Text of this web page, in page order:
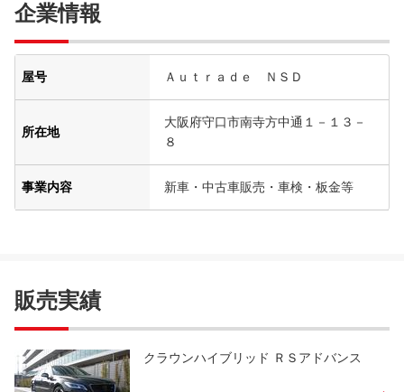
企業情報
屋号 Ａｕｔｒａｄｅ ＮＳＤ
所在地
大阪府守口市南寺方中通１－１３－
８
事業内容 新車・中古車販売・車検・板金等
販売実績
クラウンハイブリッド ＲＳアドバンス